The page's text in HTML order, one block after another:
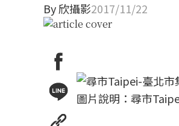
By欣攝影2017/11/22
圖片說明：尋市